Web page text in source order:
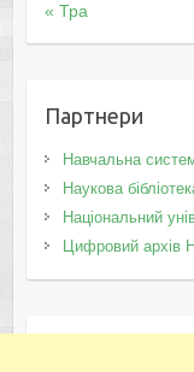
« Тра
Партнери
Навчальна
Наукова
Національний
Цифровий архів